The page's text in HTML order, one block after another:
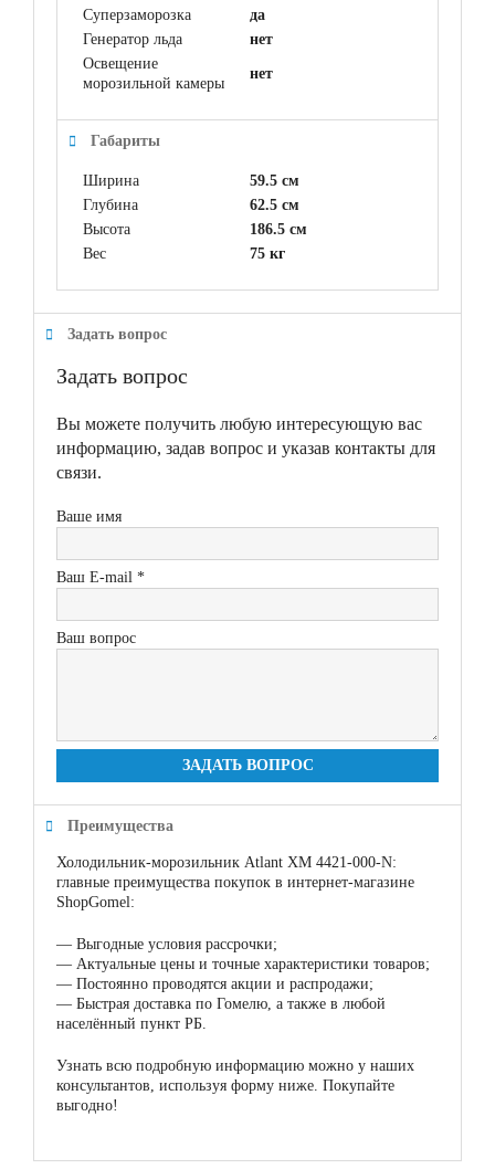
Суперзаморозка
да
Генератор льда
нет
Освещение
морозильной камеры
нет
Габариты
Ширина
59.5 см
Глубина
62.5 см
Высота
186.5 см
Вес
75 кг
Задать вопрос
Задать вопрос
Вы можете получить любую интересующую вас
информацию, задав вопрос и указав контакты для
связи.
Ваше имя
Ваш E-mail *
Ваш вопрос
ЗАДАТЬ ВОПРОС
Преимущества
Холодильник-морозильник Atlant ХМ 4421-000-N:
главные преимущества покупок в интернет-магазине
ShopGomel:
— Выгодные условия рассрочки;
— Актуальные цены и точные характеристики товаров;
— Постоянно проводятся акции и распродажи;
— Быстрая доставка по Гомелю, а также в любой
населённый пункт РБ.
Узнать всю подробную информацию можно у наших
консультантов, используя форму ниже. Покупайте
выгодно!